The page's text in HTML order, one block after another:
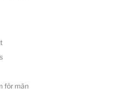
för män